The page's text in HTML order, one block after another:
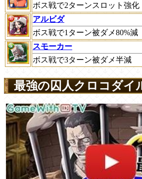
ボス戦で2ターンスロット強化
アルビダ
ボス戦で1ターン被ダメ80%減
スモーカー
ボス戦で3ターン被ダメ半減
最強の囚人クロコダイ